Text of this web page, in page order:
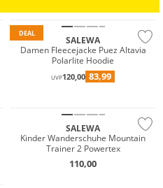
DEAL
SALEWA
Damen Fleecejacke Puez Altavia
Polarlite Hoodie
UVP120,00 83,99
SALEWA
Kinder Wanderschuhe Mountain
Trainer 2 Powertex
110,00